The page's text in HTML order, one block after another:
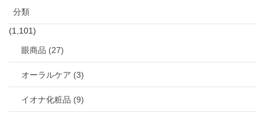
分類
(1,101)
眼商品 (27)
オーラルケア (3)
イオナ化粧品 (9)